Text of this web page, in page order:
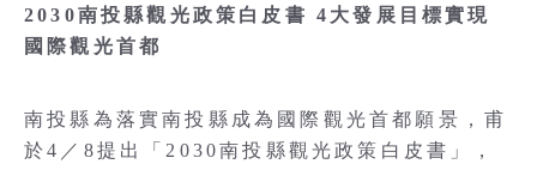
2030南投縣觀光政策白皮書 4大發展目標實現
國際觀光首都
南投縣為落實南投縣成為國際觀光首都願景，甫
於4／8提出「2030南投縣觀光政策白皮書」，